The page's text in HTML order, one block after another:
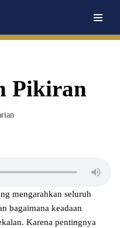
Pikiran
mengarahkan seluruh
bagaimana keadaan
Karena pentingnya